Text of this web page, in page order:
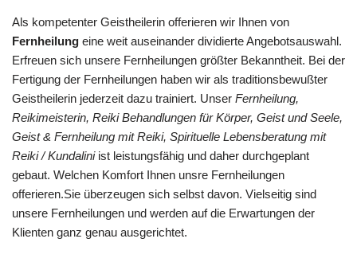
Als kompetenter Geistheilerin offerieren wir Ihnen von
Fernheilung eine weit auseinander dividierte Angebotsauswahl.
Erfreuen sich unsere Fernheilungen größter Bekanntheit. Bei der
Fertigung der Fernheilungen haben wir als traditionsbewußter
Geistheilerin jederzeit dazu trainiert. Unser Fernheilung,
Reikimeisterin, Reiki Behandlungen für Körper, Geist und Seele,
Geist & Fernheilung mit Reiki, Spirituelle Lebensberatung mit
Reiki / Kundaliniist leistungsfähig und daher durchgeplant
gebaut. Welchen Komfort Ihnen unsre Fernheilungen
offerieren.Sie überzeugen sich selbst davon. Vielseitig sind
unsere Fernheilungen und werden auf die Erwartungen der
Klienten ganz genau ausgerichtet.